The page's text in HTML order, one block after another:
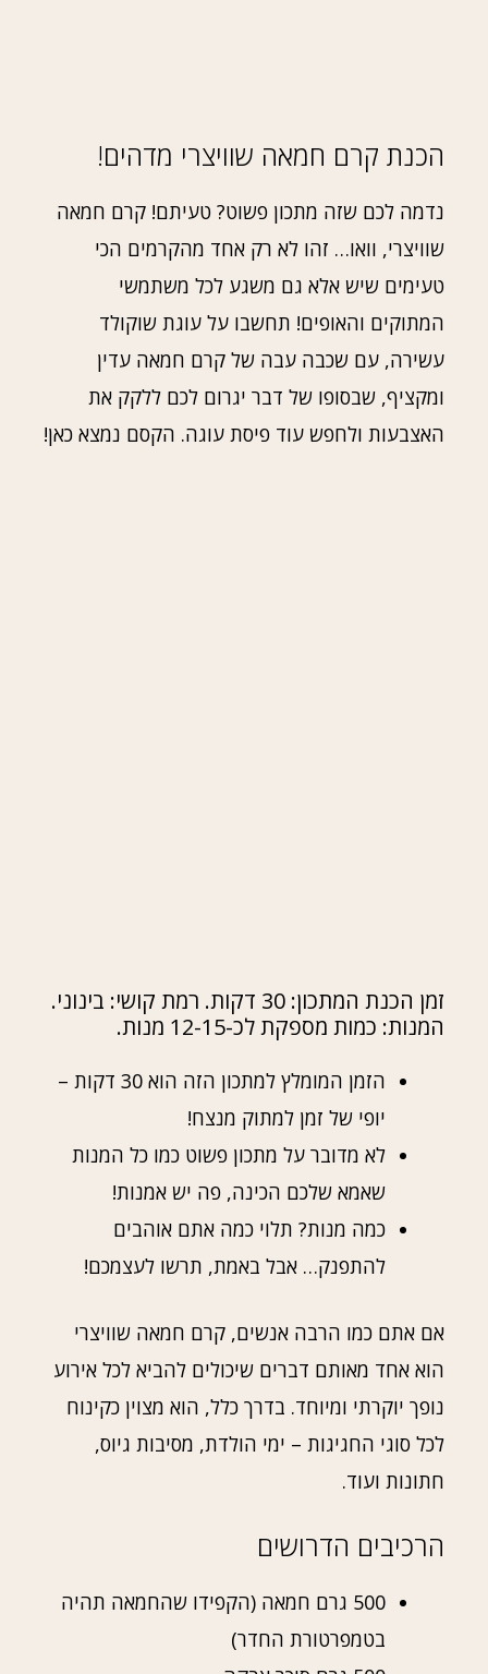
הכנת קרם חמאה שוויצרי מדהים!
נדמה לכם שזה מתכון פשוט? טעיתם! קרם חמאה
שוויצרי, וואו… זהו לא רק אחד מהקרמים הכי
טעימים שיש אלא גם משגע לכל משתמשי
המתוקים והאופים! תחשבו על עוגת שוקולד
עשירה, עם שכבה עבה של קרם חמאה עדין
ומקציף, שבסופו של דבר יגרום לכם ללקק את
האצבעות ולחפש עוד פיסת עוגה. הקסם נמצא כאן!
זמן הכנת המתכון: 30 דקות. רמת קושי: בינוני.
המנות: כמות מספקת לכ-12-15 מנות.
הזמן המומלץ למתכון הזה הוא 30 דקות –
יופי של זמן למתוק מנצח!
לא מדובר על מתכון פשוט כמו כל המנות
שאמא שלכם הכינה, פה יש אמנות!
כמה מנות? תלוי כמה אתם אוהבים
להתפנק… אבל באמת, תרשו לעצמכם!
אם אתם כמו הרבה אנשים, קרם חמאה שוויצרי
הוא אחד מאותם דברים שיכולים להביא לכל אירוע
נופך יוקרתי ומיוחד. בדרך כלל, הוא מצוין כקינוח
לכל סוגי החגיגות – ימי הולדת, מסיבות גיוס,
חתונות ועוד.
הרכיבים הדרושים
500 גרם חמאה (הקפידו שהחמאה תהיה
בטמפרטורת החדר)